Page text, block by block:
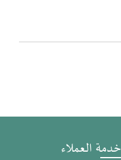
خدمة العملاء